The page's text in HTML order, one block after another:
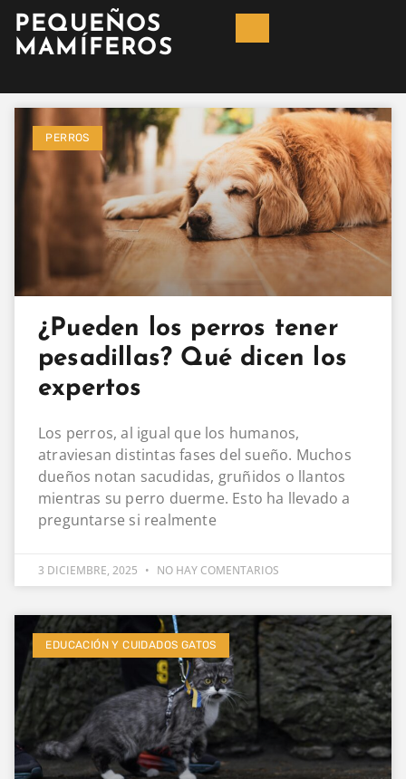
PEQUEÑOS
MAMÍFEROS
PERROS
¿Pueden los perros tener
pesadillas? Qué dicen los
expertos
Los perros, al igual que los humanos,
atraviesan distintas fases del sueño. Muchos
dueños notan sacudidas, gruñidos o llantos
mientras su perro duerme. Esto ha llevado a
preguntarse si realmente
3 DICIEMBRE, 2025 NO HAY COMENTARIOS
EDUCACIÓN Y CUIDADOS GATOS